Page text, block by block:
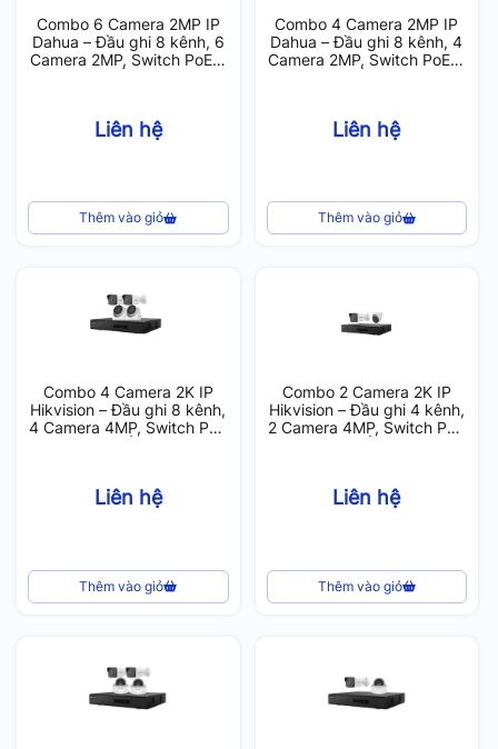
Combo 6 Camera 2MP IP
Dahua – Đầu ghi 8 kênh, 6
Camera 2MP, Switch PoE 8
Liên hệ
Thêm vào giỏ
Combo 4 Camera 2MP IP
Dahua – Đầu ghi 8 kênh, 4
Camera 2MP, Switch PoE 8
Liên hệ
Thêm vào giỏ
Combo 4 Camera 2K IP
Hikvision – Đầu ghi 8 kênh,
4 Camera 4MP, Switch PoE
Liên hệ
Thêm vào giỏ
Combo 2 Camera 2K IP
Hikvision – Đầu ghi 4 kênh,
2 Camera 4MP, Switch PoE
Liên hệ
Thêm vào giỏ